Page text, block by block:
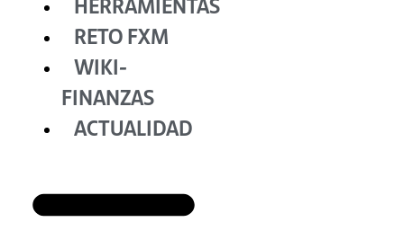
RETO FXM
WIKI-
FINANZAS
ACTUALIDAD